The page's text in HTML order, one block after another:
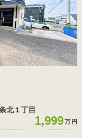
北１丁目
1,999万 円